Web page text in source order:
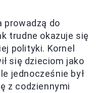
prowadzą do
trudne okazuje się
polityki. Kornel
się dzieciom jako
jednocześnie był
z codziennymi